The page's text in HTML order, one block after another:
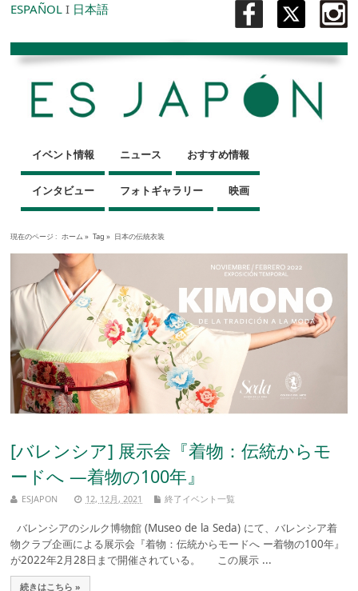
ESPAÑOL I 日本語
イベント情報 ニュース おすすめ情報
インタビュー フォトギャラリー 映画
現在のページ : ホーム » Tag » 日本の伝統衣装
[バレンシア] 展示会『着物：伝統からモ
ードへ —着物の100年』
ESJAPON 12, 12月, 2021 終了イベント一覧
バレンシアのシルク博物館 (Museo de la Seda) にて、バレンシア着
物クラブ企画による展示会『着物：伝統からモードへ ー着物の100年』
が2022年2月28日まで開催されている。 この展示 ...
続きはこちら »